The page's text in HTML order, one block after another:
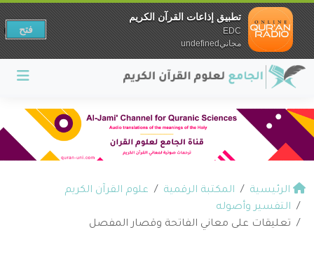
الرئيسية المكتبة الرقمية
علوم القرآن الكريم
التفسير وأصوله
تعليقات على معاني الفاتحة وقصار المفصل
تطبيق إذاعات القرآن الكريم
EDC
مجانيundefined
فتح